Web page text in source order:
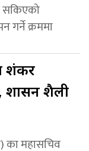
सकिएको
गर्ने क्रममा
शंकर
शासन शैली
का महासचिव